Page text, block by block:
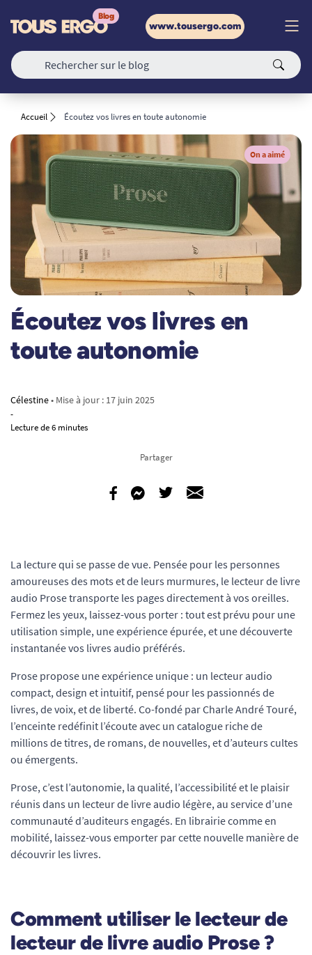
www.tousergo.com
Accueil Écoutez vos livres en toute autonomie
Écoutez vos livres en
toute autonomie
Célestine• Mise à jour : 17 juin 2025
-
Lecture de 6 minutes
Partager
On a aimé
La lecture qui se passe de vue. Pensée pour les personnes
amoureuses des mots et de leurs murmures, le lecteur de livre
audio Prose transporte les pages directement à vos oreilles.
Fermez les yeux, laissez-vous porter : tout est prévu pour une
utilisation simple, une expérience épurée, et une découverte
instantanée vos livres audio préférés.
Prose propose une expérience unique : un lecteur audio
compact, design et intuitif, pensé pour les passionnés de
livres, de voix, et de liberté. Co-fondé par Charle André Touré,
l’enceinte redéfinit l’écoute avec un catalogue riche de
millions de titres, de romans, de nouvelles, et d’auteurs cultes
ou émergents.
Prose, c’est l’autonomie, la qualité, l’accessibilité et le plaisir
réunis dans un lecteur de livre audio légère, au service d’une
communauté d’auditeurs engagés. En librairie comme en
mobilité, laissez-vous emporter par cette nouvelle manière de
découvrir les livres.
Comment utiliser le lecteur de
lecteur de livre audio Prose ?